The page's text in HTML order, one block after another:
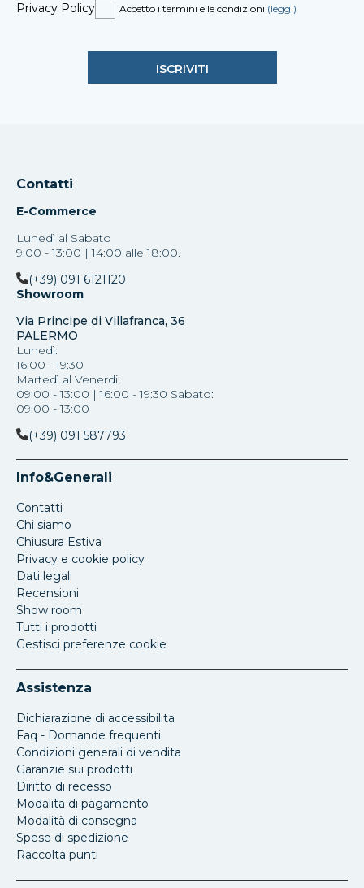
Privacy Policy Accetto i termini e le condizioni (leggi)
Contatti
E-Commerce
Lunedì al Sabato
9:00 - 13:00 | 14:00 alle 18:00.
(+39) 091 6121120
Showroom
Via Principe di Villafranca, 36
PALERMO
Lunedì:
16:00 - 19:30
Martedì al Venerdi:
09:00 - 13:00 | 16:00 - 19:30 Sabato:
09:00 - 13:00
(+39) 091 587793
Info&Generali
Contatti
Chi siamo
Chiusura Estiva
Privacy e cookie policy
Dati legali
Recensioni
Show room
Tutti i prodotti
Gestisci preferenze cookie
Assistenza
Dichiarazione di accessibilita
Faq - Domande frequenti
Condizioni generali di vendita
Garanzie sui prodotti
Diritto di recesso
Modalita di pagamento
Modalità di consegna
Spese di spedizione
Raccolta punti